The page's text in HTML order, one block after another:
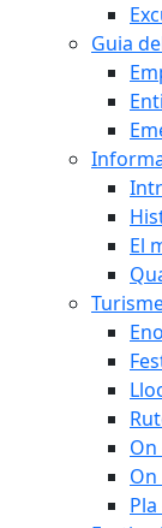
Guia
El